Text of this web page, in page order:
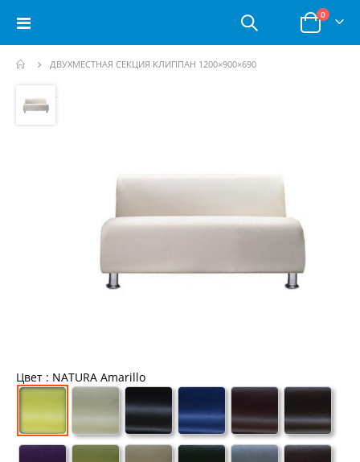
Toggle
Корзина
0позиции
ДВУХМЕСТНАЯ СЕКЦИЯ КЛИППАН 1200×900×690
перейти
Цвет : NATURA Amarillo